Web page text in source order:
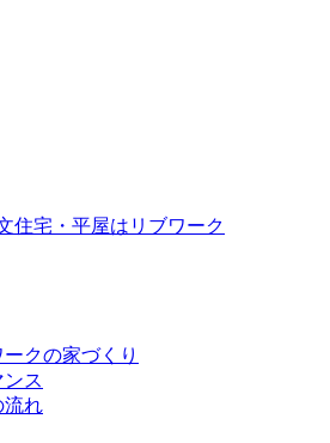
住宅・平屋はリブワーク
クの家づくり
ス
流れ